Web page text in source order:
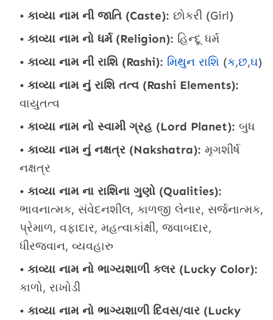
કાવ્યા નામ ની જાતિ (Caste): છોકરી (Girl)
કાવ્યા નામ નો ધર્મ (Religion): હિન્દૂ ધર્મ
કાવ્યા નામ ની રાશિ (Rashi): મિથુન રાશિ (ક,છ,ઘ)
કાવ્યા નામ નું રાશિ તત્વ (Rashi Elements):
વાયુતત્વ
કાવ્યા નામ નો સ્વામી ગ્રહ (Lord Planet): બુધ
કાવ્યા નામ નું નક્ષત્ર (Nakshatra): મૃગશીર્ષ
નક્ષત્ર
કાવ્યા નામ ના રાશિના ગુણો (Qualities):
ભાવનાત્મક, સંવેદનશીલ, કાળજી લેનાર, સર્જનાત્મક,
પ્રેમાળ, વફાદાર, મહત્વાકાંક્ષી, જવાબદાર,
ધીરજવાન, વ્યવહારુ
કાવ્યા નામ નો ભાગ્યશાળી કલર (Lucky Color):
કાળો, રાખોડી
કાવ્યા નામ નો ભાગ્યશાળી દિવસ/વાર (Lucky